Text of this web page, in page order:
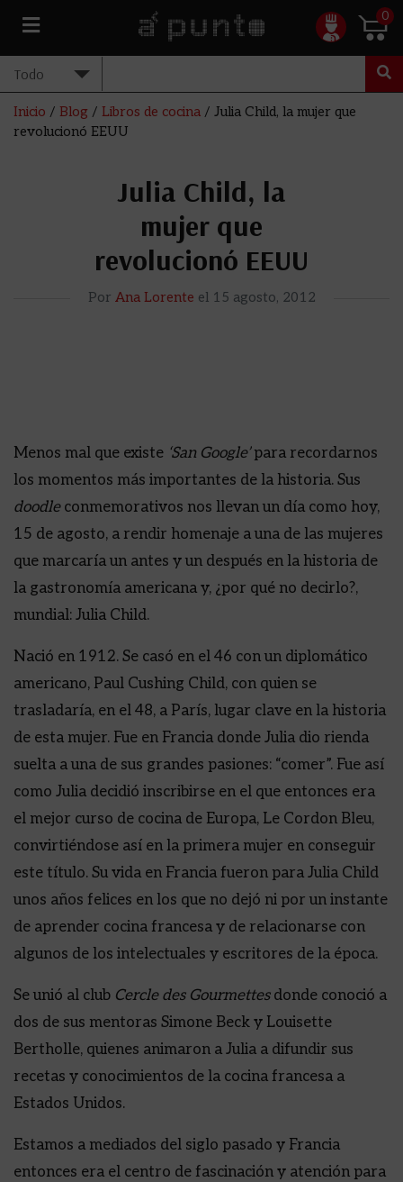
0
Inicio / Blog / Libros de cocina / Julia Child, la mujer que
revolucionó EEUU
Julia Child, la
mujer que
revolucionó EEUU
Por Ana Lorente el 15 agosto, 2012
Menos mal que existe ‘San Google’para recordarnos
los momentos más importantes de la historia. Sus
doodleconmemorativos nos llevan un día como hoy,
15 de agosto, a rendir homenaje a una de las mujeres
que marcaría un antes y un después en la historia de
la gastronomía americana y, ¿por qué no decirlo?,
mundial: Julia Child.
Nació en 1912. Se casó en el 46 con un diplomático
americano, Paul Cushing Child, con quien se
trasladaría, en el 48, a París, lugar clave en la historia
de esta mujer. Fue en Francia donde Julia dio rienda
suelta a una de sus grandes pasiones: “comer”. Fue así
como Julia decidió inscribirse en el que entonces era
el mejor curso de cocina de Europa, Le Cordon Bleu,
convirtiéndose así en la primera mujer en conseguir
este título. Su vida en Francia fueron para Julia Child
unos años felices en los que no dejó ni por un instante
de aprender cocina francesa y de relacionarse con
algunos de los intelectuales y escritores de la época.
Se unió al club Cercle des Gourmettesdonde conoció a
dos de sus mentoras Simone Beck y Louisette
Bertholle, quienes animaron a Julia a difundir sus
recetas y conocimientos de la cocina francesa a
Estados Unidos.
Estamos a mediados del siglo pasado y Francia
entonces era el centro de fascinación y atención para